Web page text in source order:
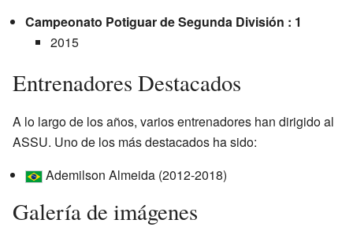
Campeonato Potiguar de Segunda División : 1
2015
Entrenadores Destacados
A lo largo de los años, varios entrenadores han dirigido al
ASSU. Uno de los más destacados ha sido:
Ademilson Almeida (2012-2018)
Galería de imágenes